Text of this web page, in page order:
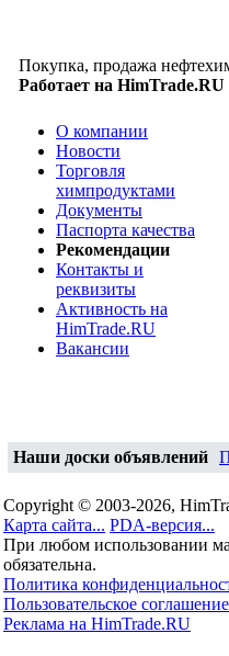
Покупка, продажа
Работает на HimTrade.RU
О компании
Новости
Торговля
химпродуктами
Документы
Паспорта качества
Рекомендации
Контакты и
реквизиты
Активность на
HimTrade.RU
Вакансии
Наши доски объявлений
Copyright © 2003-2026,
Карта сайта... PDA-версия...
При любом использовании
обязательна.
Политика
Пользовательское соглашение
Реклама на HimTrade.RU